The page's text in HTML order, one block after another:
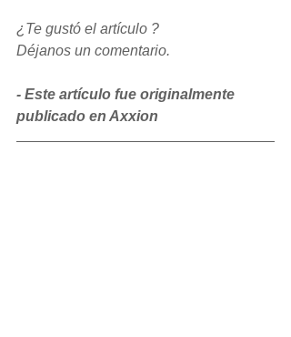
¿Te gustó el artículo ?
Déjanos un comentario.
- Este artículo fue originalmente
publicado en Axxion